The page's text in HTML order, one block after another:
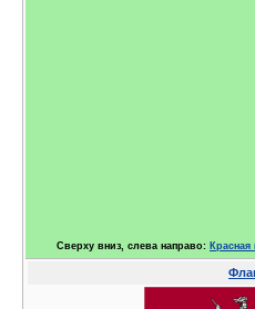
Сверху вниз, слева направо: